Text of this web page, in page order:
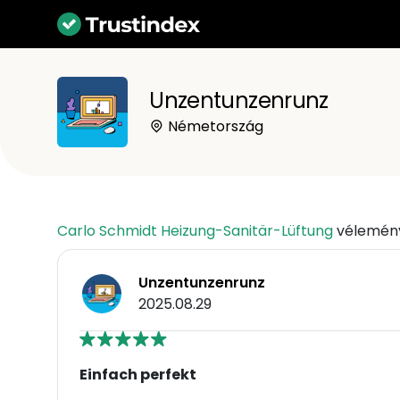
Unzentunzenrunz
Németország
Carlo Schmidt Heizung-Sanitär-Lüftung
Unzentunzenrunz
2025.08.29
Einfach perfekt